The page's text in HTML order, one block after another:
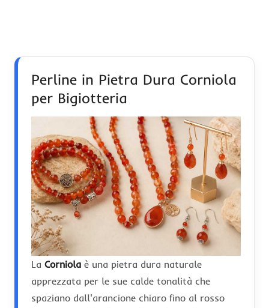
Perline in Pietra Dura Corniola
per Bigiotteria
La Corniola è una pietra dura naturale
apprezzata per le sue calde tonalità che
spaziano dall'arancione chiaro fino al rosso